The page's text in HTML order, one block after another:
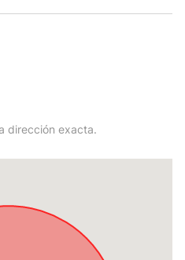
dirección exacta.